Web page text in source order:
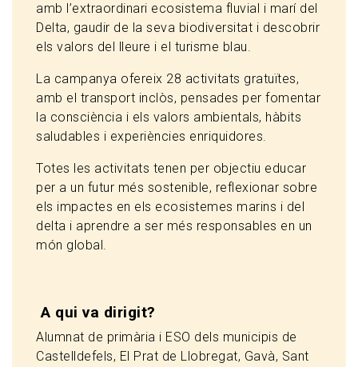
amb l’extraordinari ecosistema fluvial i marí del
Delta, gaudir de la seva biodiversitat i descobrir
els valors del lleure i el turisme blau.
La campanya ofereix 28 activitats gratuïtes,
amb el transport inclòs, pensades per fomentar
la consciència i els valors ambientals, hàbits
saludables i experiències enriquidores.
Totes les activitats tenen per objectiu educar
per a un futur més sostenible, reflexionar sobre
els impactes en els ecosistemes marins i del
delta i aprendre a ser més responsables en un
món global.
A qui va dirigit?
Alumnat de primària i ESO dels municipis de
Castelldefels, El Prat de Llobregat, Gavà, Sant